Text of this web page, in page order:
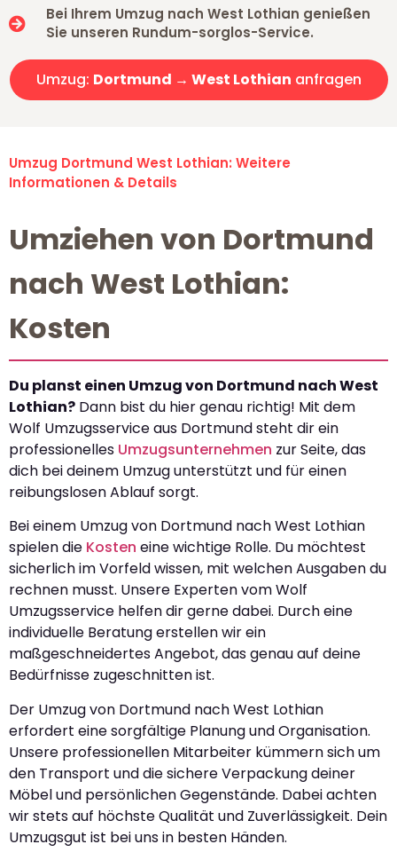
Bei Ihrem Umzug nach West Lothian genießen
Sie unseren Rundum-sorglos-Service.
Umzug: Dortmund → West Lothian anfragen
Umzug Dortmund West Lothian: Weitere
Informationen & Details
Umziehen von Dortmund
nach West Lothian:
Kosten
Du planst einen Umzug von Dortmund nach West
Lothian? Dann bist du hier genau richtig! Mit dem
Wolf Umzugsservice aus Dortmund steht dir ein
professionelles Umzugsunternehmen zur Seite, das
dich bei deinem Umzug unterstützt und für einen
reibungslosen Ablauf sorgt.
Bei einem Umzug von Dortmund nach West Lothian
spielen die Kosten eine wichtige Rolle. Du möchtest
sicherlich im Vorfeld wissen, mit welchen Ausgaben du
rechnen musst. Unsere Experten vom Wolf
Umzugsservice helfen dir gerne dabei. Durch eine
individuelle Beratung erstellen wir ein
maßgeschneidertes Angebot, das genau auf deine
Bedürfnisse zugeschnitten ist.
Der Umzug von Dortmund nach West Lothian
erfordert eine sorgfältige Planung und Organisation.
Unsere professionellen Mitarbeiter kümmern sich um
den Transport und die sichere Verpackung deiner
Möbel und persönlichen Gegenstände. Dabei achten
wir stets auf höchste Qualität und Zuverlässigkeit. Dein
Umzugsgut ist bei uns in besten Händen.